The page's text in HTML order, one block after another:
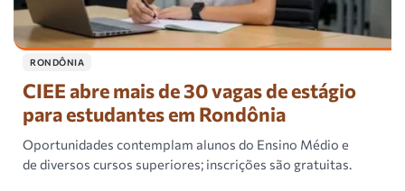
RONDÔNIA
CIEE abre mais de 30 vagas de estágio
para estudantes em Rondônia
Oportunidades contemplam alunos do Ensino Médio e
de diversos cursos superiores; inscrições são gratuitas.